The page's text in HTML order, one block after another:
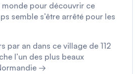
monde pour découvrir ce
semble s’être arrêté pour les
par an dans ce village de 112
l’un des plus beaux
→